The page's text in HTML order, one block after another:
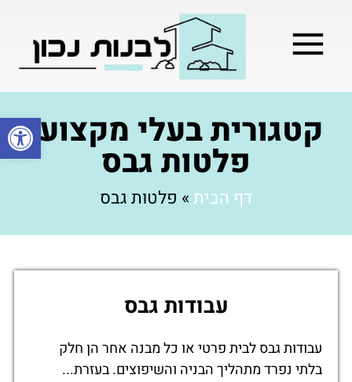
פתחקטגורית בעלי מקצוע:
פלטות גבס
דף הבית» פלטות גבס
עבודות גבס
עבודות גבס לבית פרטי או כל מבנה אחר הן חלק
בלתי נפרד מתהליך הבניה והשיפוצים. בעזרת...